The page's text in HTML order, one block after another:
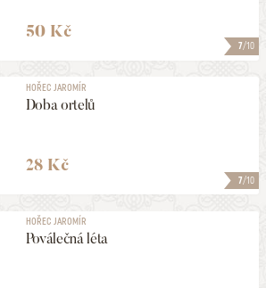
7/10
50 Kč
7/10
HOŘEC JAROMÍR
Doba ortelů
28 Kč
HOŘEC JAROMÍR
Poválečná léta